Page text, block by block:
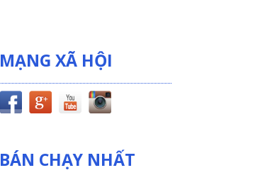
MẠNG XÃ HỘI
BÁN CHẠY NHẤT